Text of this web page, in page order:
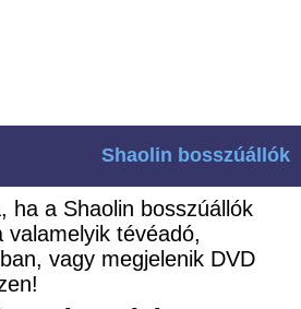
Shaolin bosszúállók
ha a Shaolin bosszúállók
tévéadó,
vagy megjelenik DVD